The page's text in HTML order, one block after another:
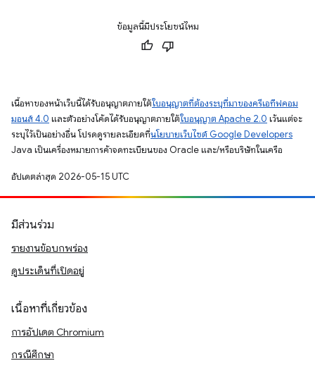
ข้อมูลนี้มีประโยชน์ไหม
เนื้อหาของหน้าเว็บนี้ได้รับอนุญาตภายใต้ใบอนุญาตที่ต้องระบุที่มาของครีเอทีฟคอม
มอนส์ 4.0 และตัวอย่างโค้ดได้รับอนุญาตภายใต้ใบอนุญาต Apache 2.0 เว้นแต่จะ
ระบุไว้เป็นอย่างอื่น โปรดดูรายละเอียดที่นโยบายเว็บไซต์ Google Developers
Java เป็นเครื่องหมายการค้าจดทะเบียนของ Oracle และ/หรือบริษัทในเครือ
อัปเดตล่าสุด 2026-05-15 UTC
มีส่วนร่วม
รายงานข้อบกพร่อง
ดูประเด็นที่เปิดอยู่
เนื้อหาที่เกี่ยวข้อง
การอัปเดต Chromium
กรณีศึกษา